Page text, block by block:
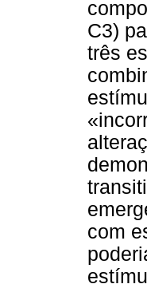
C3)
três
com